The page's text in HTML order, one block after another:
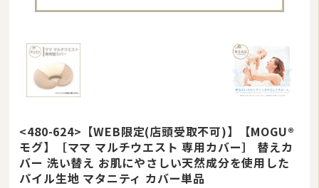
<480-624>【WEB限定(店頭受取不可)】【MOGU®
モグ】［ママ マルチウエスト 専用カバー］ 替えカ
バー 洗い替え お肌にやさしい天然成分を使用した
パイル生地 マタニティ カバー単品